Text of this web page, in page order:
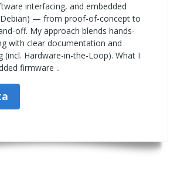
interfacing, and embedded
Debian) — from proof-of-concept to
off. My approach blends hands-
with clear documentation and
(incl. Hardware-in-the-Loop). What I
firmware ..